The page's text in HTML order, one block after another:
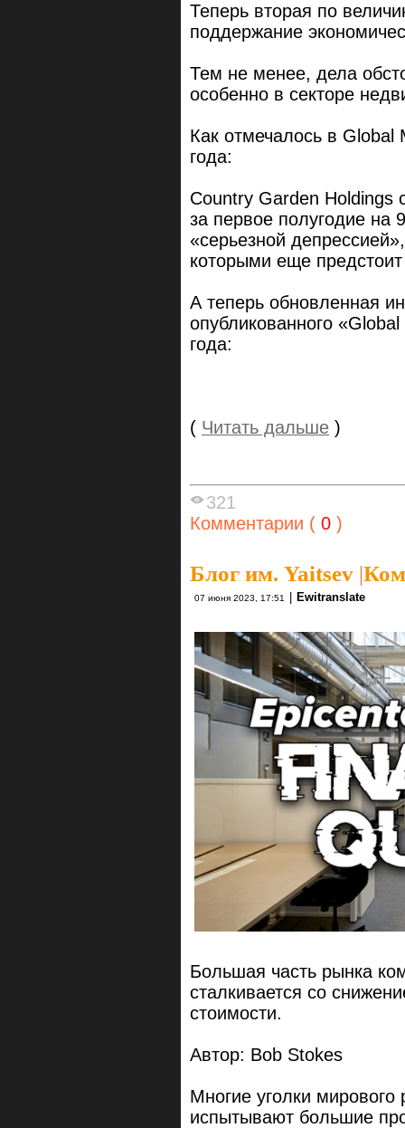
Теперь вторая по
поддержание
Тем не менее, дела
особенно в секторе
Как отмечалось в Global
года:
Country Garden
за первое полугодие на
«серьезной
которыми еще
А теперь обновленная
опубликованного
года:
( Читать дальше )
321
Комментарии ( 0 )
Блог им. Yaitsev |
07 июня 2023, 17:51 | Ewitranslate
Большая часть рынка
сталкивается со
стоимости.
Автор: Bob Stokes
Многие уголки
испытывают большие